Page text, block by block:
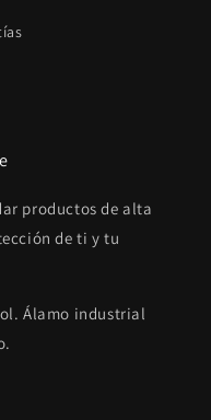
productos de alta
de ti y tu
Álamo industrial